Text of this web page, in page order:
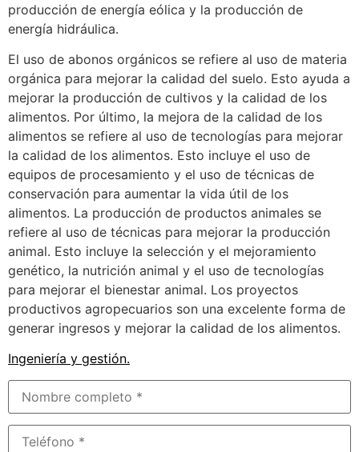
producción de energía eólica y la producción de
energía hidráulica.
El uso de abonos orgánicos se refiere al uso de materia
orgánica para mejorar la calidad del suelo. Esto ayuda a
mejorar la producción de cultivos y la calidad de los
alimentos. Por último, la mejora de la calidad de los
alimentos se refiere al uso de tecnologías para mejorar
la calidad de los alimentos. Esto incluye el uso de
equipos de procesamiento y el uso de técnicas de
conservación para aumentar la vida útil de los
alimentos. La producción de productos animales se
refiere al uso de técnicas para mejorar la producción
animal. Esto incluye la selección y el mejoramiento
genético, la nutrición animal y el uso de tecnologías
para mejorar el bienestar animal. Los proyectos
productivos agropecuarios son una excelente forma de
generar ingresos y mejorar la calidad de los alimentos.
Ingeniería y gestión.